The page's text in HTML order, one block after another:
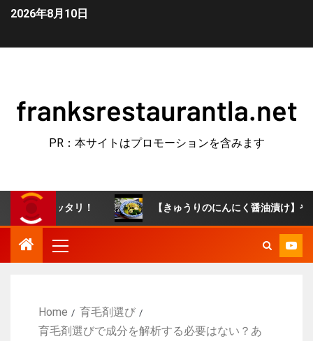
2026年8月10日
franksrestaurantla.net
PR：本サイトはプロモーションを含みます
タリ！ 【きゅうりのにんにく醤油漬け】やみつき常
Home
育毛剤選び
育毛剤選びで成分を解析する必要はない？あ